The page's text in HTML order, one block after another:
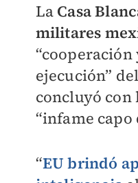
La Casa
militares
ejecución”
concluyó con
“infame capo
“EU brindó